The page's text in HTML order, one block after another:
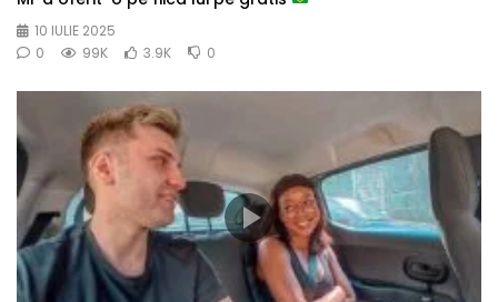
10 IULIE 2025
0
99K 3.9K 0